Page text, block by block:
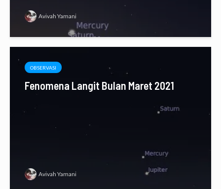
Avivah Yamani
OBSERVASI
Fenomena Langit Bulan Maret 2021
Avivah Yamani